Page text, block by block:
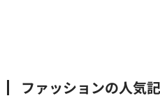
ファッションの人気